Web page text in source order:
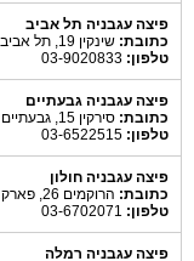
פיצה עגבניה תל אביב
כתובת: שינקין 19, תל אביב
טלפון:
פיצה עגבניה גבעתיים
כתובת: סירקין 15, גבעתיים
טלפון:
פיצה עגבניה חולון
כתובת: הרוקמים 26, פארק עזריאלי, חולון
טלפון:
פיצה עגבניה רמלה